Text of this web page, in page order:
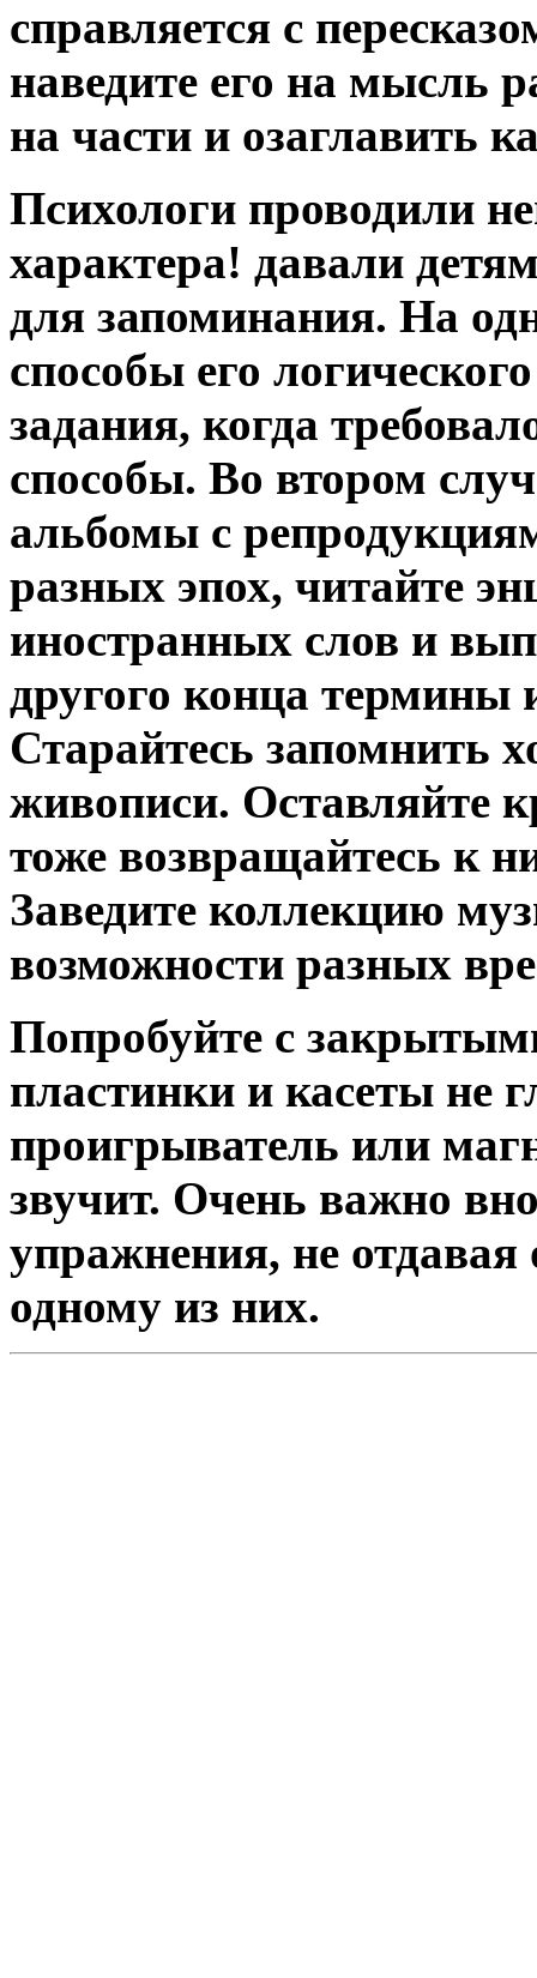
справляется с
наведите его на мысль
на части и озаглавить
Психологи проводили
характера! давали
для запоминания. На
способы его
задания, когда
способы. Во втором
альбомы с
разных эпох, читайте
иностранных слов и
другого конца
Старайтесь запомнить
живописи. Оставляйте
тоже возвращайтесь к
Заведите коллекцию
возможности разных
Попробуйте с
пластинки и касеты не
проигрыватель или
звучит. Очень важно
упражнения, не отдавая
одному из них.